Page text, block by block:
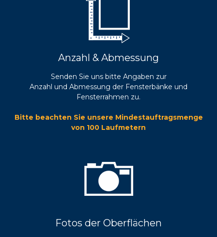
Anzahl & Abmessung
Senden Sie uns bitte Angaben zur
Anzahl und Abmessung der Fensterbänke und
Fensterrahmen zu.
Bitte beachten Sie unsere Mindestauftragsmenge
von 100 Laufmetern
Fotos der Oberflächen